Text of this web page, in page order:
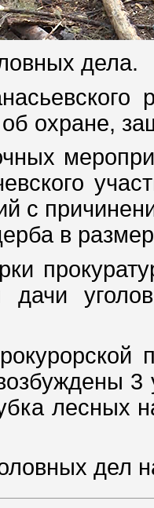
дела.
об охране,
с
в
3
лесных
дел